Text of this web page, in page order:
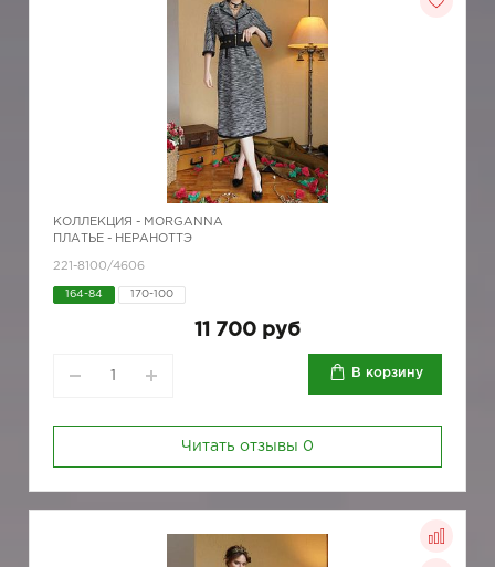
КОЛЛЕКЦИЯ - MORGANNA
ПЛАТЬЕ - НЕРАНОТТЭ
221-8100/4606
164-84 170-100
11 700 руб
В корзину
Читать отзывы 0